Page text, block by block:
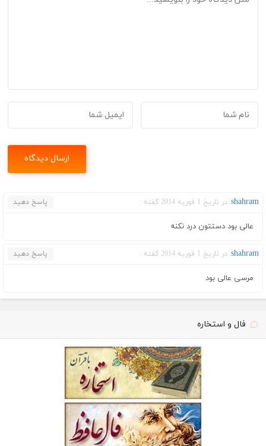
shahram در تاریخ 1 فوریه 2014 گفته : پاسخ دهید
عالی بود دستتون درد نکنه
shahram در تاریخ 1 فوریه 2014 گفته : پاسخ دهید
مرسی عالی بود
فال و استخاره